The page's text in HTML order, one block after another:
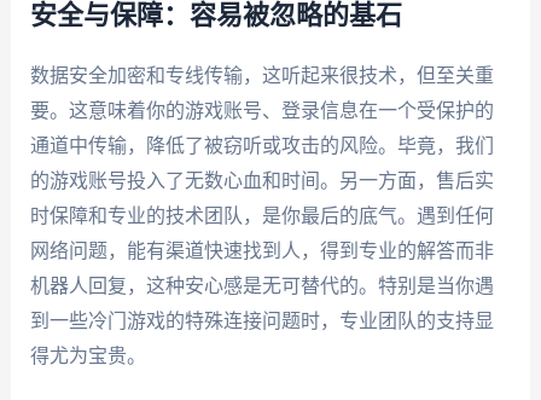
安全与保障：容易被忽略的基石
数据安全加密和专线传输，这听起来很技术，但至关重
要。这意味着你的游戏账号、登录信息在一个受保护的
通道中传输，降低了被窃听或攻击的风险。毕竟，我们
的游戏账号投入了无数心血和时间。另一方面，售后实
时保障和专业的技术团队，是你最后的底气。遇到任何
网络问题，能有渠道快速找到人，得到专业的解答而非
机器人回复，这种安心感是无可替代的。特别是当你遇
到一些冷门游戏的特殊连接问题时，专业团队的支持显
得尤为宝贵。